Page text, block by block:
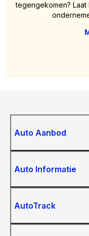
tegengekomen?
Auto Aanbod
Auto Informatie
AutoTrack